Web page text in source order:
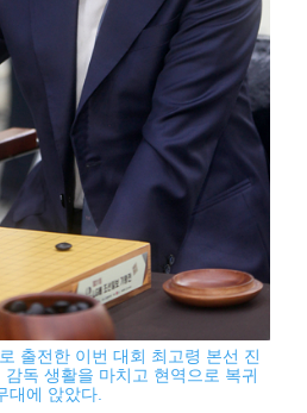
출전한 이번 대회 최고령 본선 진
독 생활을 마치고 현역으로 복귀
대에 앉았다.